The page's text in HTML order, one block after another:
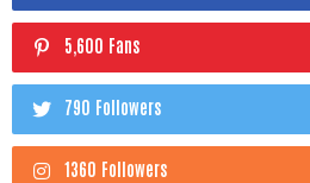
5,600 Fans
790 Followers
1360 Followers